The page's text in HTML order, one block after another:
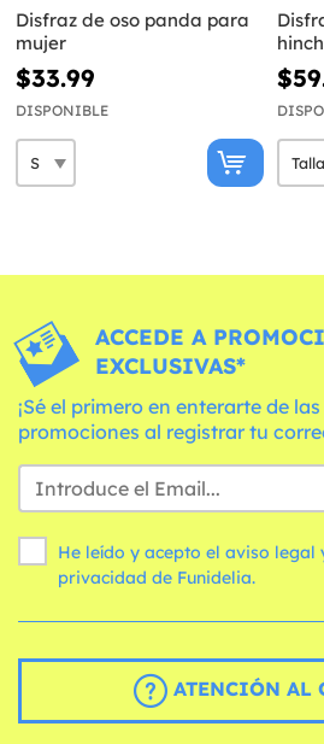
Disfraz de oso panda para
mujer
$33.99
DISPONIBLE
ACCEDE A
EXCLUSIVAS*
¡Sé el primero en enterarte de
promociones al registrar tu
He leído y acepto el aviso legal
privacidad de Funidelia.
ATENCIÓN AL